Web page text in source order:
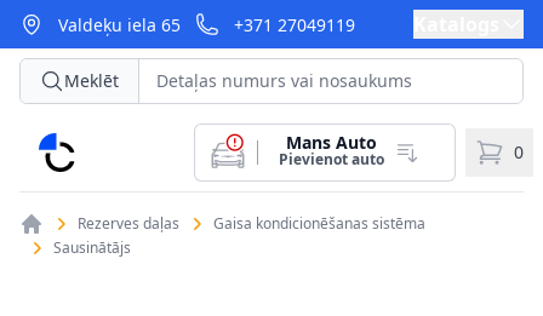
Valdeķu iela 65 +371 27049119
CarParts
Meklēt
Mans Auto
Pievienot auto 0
Rezerves daļas
Gaisa kondicionēšanas sistēma
Sausinātājs